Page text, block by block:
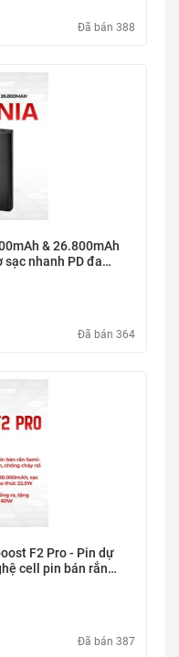
Đã bán 388
& 26.800mAh
sạc nhanh PD đa
Đã bán 364
F2 Pro - Pin dự
cell pin bán rắn
Đã bán 387